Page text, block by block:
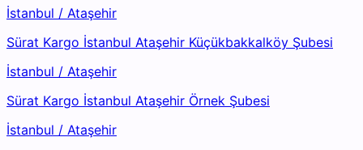
İstanbul / Ataşehir
Sürat Kargo İstanbul Ataşehir Küçükbakkalköy Şubesi
İstanbul / Ataşehir
Sürat Kargo İstanbul Ataşehir Örnek Şubesi
İstanbul / Ataşehir